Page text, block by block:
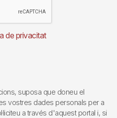
de privacitat
suposa que doneu el
vostres dades personals per a
a través d'aquest portal i, si